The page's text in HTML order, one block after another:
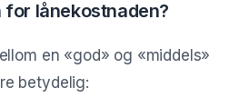
lånekostnaden?
en «god» og «middels»
betydelig: